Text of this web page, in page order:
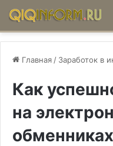
Главная / Заработок в
Как
на